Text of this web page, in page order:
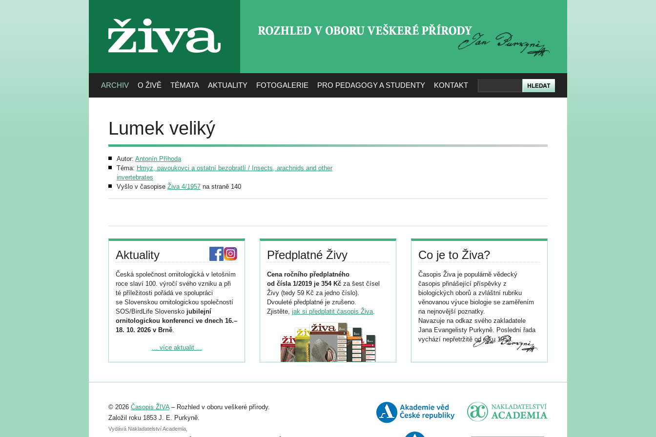
živa
ARCHIV O ŽIVĚ TÉMATA AKTUALITY FOTOGALERIE PRO PEDAGOGY A STUDENTY KONTAKT
Lumek veliký
Autor: Antonín Příhoda
Téma: Hmyz, pavoukovci a ostatní bezobratlí / Insects, arachnids and other
invertebrates
Vyšlo v časopise Živa 4/1957 na straně 140
Aktuality
Česká společnost ornitologická v letošním
roce slaví 100. výročí svého vzniku a při
té příležitosti pořádá ve spolupráci
se Slovenskou ornitologickou společností
SOS/BirdLife Slovensko jubilejní
ornitologickou konferenci ve dnech 16.–
18. 10. 2026 v Brně.
Podrobnější informace ke konferenci
Registrovat se můžete do 6. září.
abstraktu přihlášené přednášky nebo
posteru je už 30. června.
... více aktualit ...
Předplatné Živy
Cena ročního předplatného
od čísla 1/2019 je 354 Kč za šest čísel
Živy (tedy 59 Kč za jedno číslo).
Dvouleté předplatné je zrušeno.
Zjistěte, jak si předplatit časopis Živa.
Co je to Živa?
Časopis Živa je populárně vědecký
časopis přinášející příspěvky z
biologických oborů a zvláštní rubriku
věnovanou výuce biologie se zaměřením
na nejnovější poznatky.
Navazuje na odkaz svého zakladatele
Jana Evangelisty Purkyně. Poslední řada
vychází nepřetržitě od roku 1953.
© 2026 Časopis ŽIVA– Rozhled v oboru veškeré přírody.
Založil roku 1853 J. E. Purkyně.
Vydává Nakladatelství Academia,